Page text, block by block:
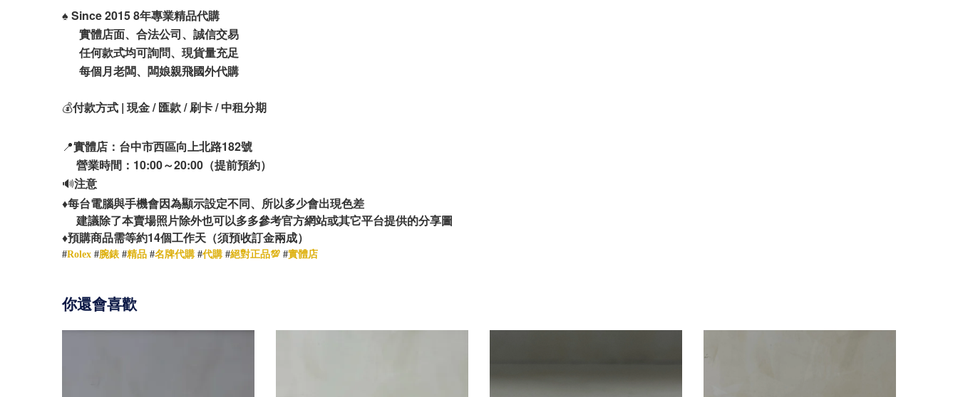
♠️ Since 2015 8年專業精品代購
實體店面、合法公司、誠信交易
任何款式均可詢問、現貨量充足
每個月老闆、闆娘親飛國外代購
💰付款方式 | 現金 / 匯款 / 刷卡 / 中租分期
📍實體店：台中市西區向上北路182號
營業時間：10:00～20:00（提前預約）
🔊注意
♦️每台電腦與手機會因為顯示設定不同、所以多少會出現色差
建議除了本賣場照片除外也可以多多參考官方網站或其它平台提供的分享圖
♦️預購商品需等約14個工作天（須預收訂金兩成）
#Rolex #腕錶 #精品 #名牌代購 #代購 #絕對正品💯 #實體店
你還會喜歡